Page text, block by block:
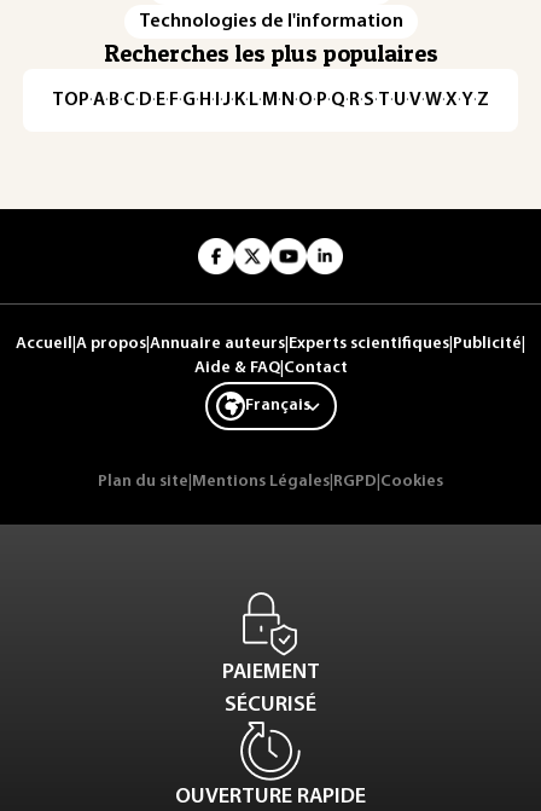
Technologies de l'information
Recherches les plus populaires
TOP·A·B·C· D· E· F·G· H · ·J· K· L· M · N ·O· P·Q· R·S·T·U·V·W·X·Y·Z
Accueil A propos Annuaire auteurs Experts scientifiques Publicité
Aide & FAQ| Contact
Français
Plan du site Mentions Légales RGPD Cookies
PAIEMENT
SÉCURISÉ
OUVERTURE RAPIDE